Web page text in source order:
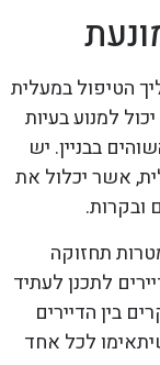
הטיפול במעלית
למנוע בעיות
בבניין. יש
אשר יכלול את
ובקרות.
תחזוקה
לתכנן לעתיד
בין הדיירים
לכל אחד